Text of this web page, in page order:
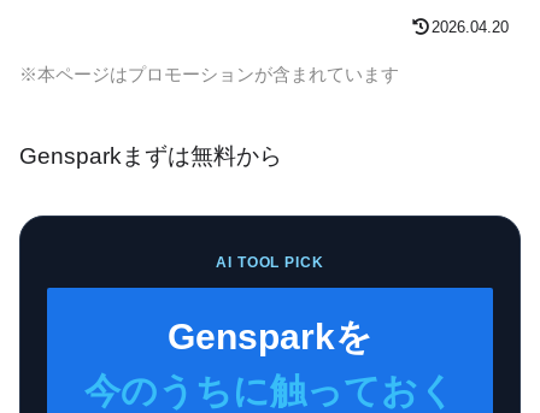
2026.04.20
※本ページはプロモーションが含まれています
Gensparkまずは無料から
AI TOOL PICK
Gensparkを
今のうちに触っておく